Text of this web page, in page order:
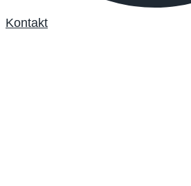
Kontakt